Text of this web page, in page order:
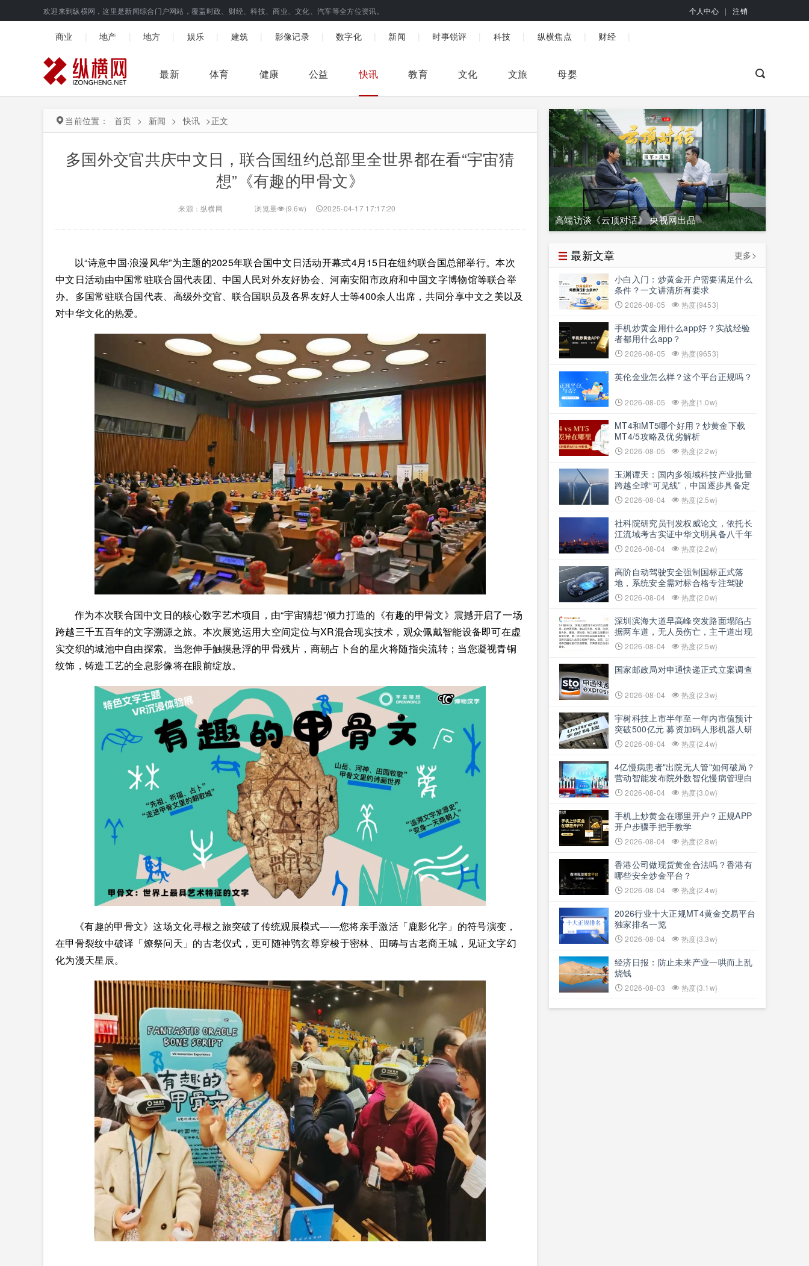
欢迎来到纵横网，这里是新闻综合门户网站，覆盖时政、财经、科技、商业、文化、汽车等全方位资讯。 个人中心 | 注销
商业 地产 地方 娱乐 建筑 影像记录 数字化 新闻 时事锐评 科技 纵横焦点 财经
最新 体育 健康 公益 快讯 教育 文化 文旅 母婴
当前位置： 首页 > 新闻 > 快讯 >正文
多国外交官共庆中文日，联合国纽约总部里全世界都在看“宇宙猜
想”《有趣的甲骨文》
来源：纵横网 浏览量 (9.6w) 2025-04-17 17:17:20
以“诗意中国·浪漫风华”为主题的2025年联合国中文日活动开幕式4月15日在纽约联合国总部举行。本次
中文日活动由中国常驻联合国代表团、中国人民对外友好协会、河南安阳市政府和中国文字博物馆等联合举
办。多国常驻联合国代表、高级外交官、联合国职员及各界友好人士等400余人出席，共同分享中文之美以及
对中华文化的热爱。
作为本次联合国中文日的核心数字艺术项目，由“宇宙猜想”倾力打造的《有趣的甲骨文》震撼开启了一场
跨越三千五百年的文字溯源之旅。本次展览运用大空间定位与XR混合现实技术，观众佩戴智能设备即可在虚
实交织的城池中自由探索。当您伸手触摸悬浮的甲骨残片，商朝占卜台的星火将随指尖流转；当您凝视青铜
纹饰，铸造工艺的全息影像将在眼前绽放。
《有趣的甲骨文》这场文化寻根之旅突破了传统观展模式——您将亲手激活「鹿影化字」的符号演变，
在甲骨裂纹中破译「燎祭问天」的古老仪式，更可随神鸮玄尊穿梭于密林、田畴与古老商王城，见证文字幻
化为漫天星辰。
高端访谈《云顶对话》 央视网出品
最新文章
更多>
小白入门：炒黄金开户需要满足什么
条件？一文讲清所有要求
2026-08-05 热度{9453}
手机炒黄金用什么app好？实战经验
者都用什么app？
2026-08-05 热度{9653}
英伦金业怎么样？这个平台正规吗？
2026-08-05 热度{1.0w}
MT4和MT5哪个好用？炒黄金下载
MT4/5攻略及优劣解析
2026-08-05 热度{2.2w}
玉渊谭天：国内多领域科技产业批量
跨越全球“可见线”，中国逐步具备定
义全球新产品与产业方向的能力
2026-08-04 热度{2.5w}
社科院研究员刊发权威论文，依托长
江流域考古实证中华文明具备八千年
思想文明脉络
2026-08-04 热度{2.2w}
高阶自动驾驶安全强制国标正式落
地，系统安全需对标合格专注驾驶
员，2027年7月1日正式施行
2026-08-04 热度{2.0w}
深圳滨海大道早高峰突发路面塌陷占
据两车道，无人员伤亡，主干道出现
长距离拥堵
2026-08-04 热度{2.5w}
国家邮政局对申通快递正式立案调查
2026-08-04 热度{2.3w}
宇树科技上市半年至一年内市值预计
突破500亿元 募资加码人形机器人研
发攻坚
2026-08-04 热度{2.4w}
4亿慢病患者"出院无人管"如何破局？
营动智能发布院外数智化慢病管理白
皮书2026-08-04 热度{3.0w}
​手机上炒黄金在哪里开户？正规APP
开户步骤手把手教学
2026-08-04 热度{2.8w}
香港公司做现货黄金合法吗？香港有
哪些安全炒金平台？
2026-08-04 热度{2.4w}
2026行业十大正规MT4黄金交易平台
独家排名一览
2026-08-04 热度{3.3w}
经济日报：防止未来产业一哄而上乱
烧钱
2026-08-03 热度{3.1w}